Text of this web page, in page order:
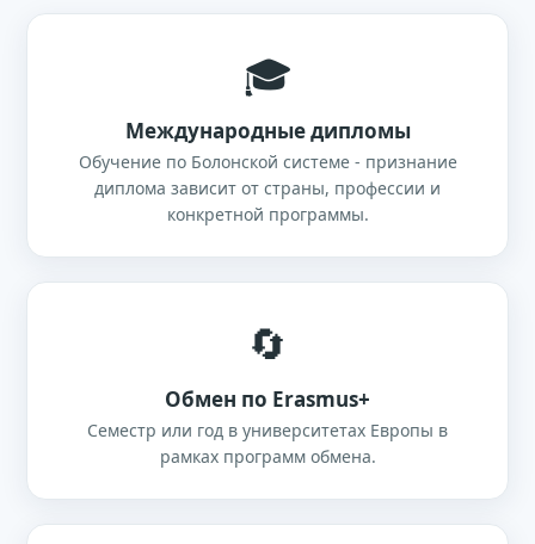
🎓
Международные дипломы
Обучение по Болонской системе - признание
диплома зависит от страны, профессии и
конкретной программы.
🔄
Обмен по Erasmus+
Семестр или год в университетах Европы в
рамках программ обмена.